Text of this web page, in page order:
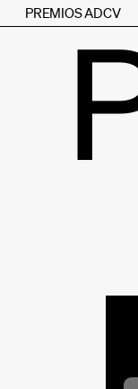
PREMIOS ADCV